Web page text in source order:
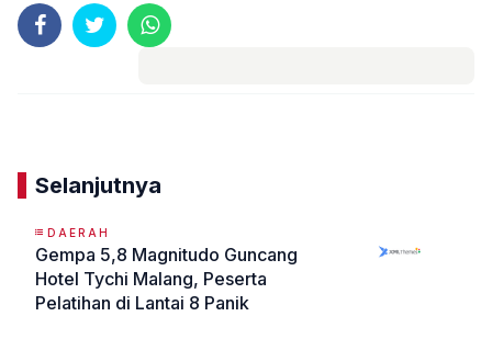
Selanjutnya
DAERAH
Gempa 5,8 Magnitudo Guncang
Hotel Tychi Malang, Peserta
Pelatihan di Lantai 8 Panik